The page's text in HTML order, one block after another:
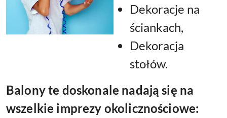
Dekoracje na
ściankach,
Dekoracja
stołów.
Balony te doskonale nadają się na
wszelkie imprezy okolicznościowe: